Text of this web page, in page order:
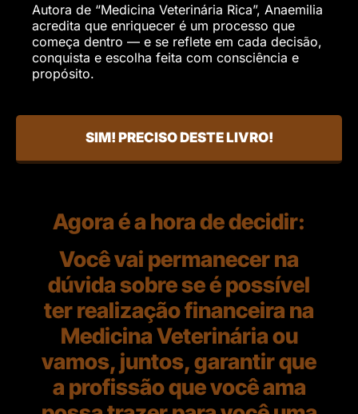
Autora de “Medicina Veterinária Rica”, Anaemilia
acredita que enriquecer é um processo que
começa dentro — e se reflete em cada decisão,
conquista e escolha feita com consciência e
propósito.
SIM! PRECISO DESTE LIVRO!
Agora é a hora de decidir:
Você vai permanecer na
dúvida sobre se é possível
ter realização financeira na
Medicina Veterinária ou
vamos, juntos, garantir que
a profissão que você ama